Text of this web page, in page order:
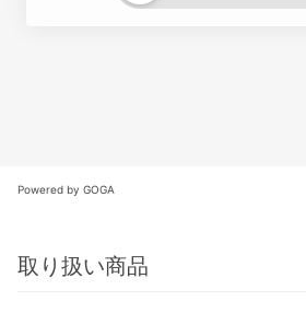
Powered by GOGA
取り扱い商品